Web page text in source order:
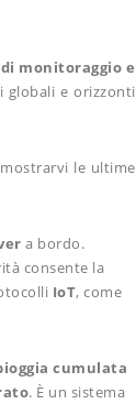
monitoraggio e
globali e orizzonti
le ultime
a bordo.
consente la
IoT, come
cumulata
. È un sistema